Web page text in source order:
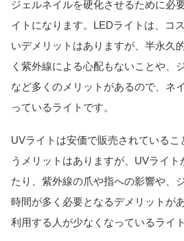
ジェルネイルを硬化させるために必
イトになります。LEDライトは、コ
いデメリットはありますが、半永久
く紫外線による心配もないことや、
など多くのメリットがあるので、ネ
っているライトです。
UVライトは安価で販売されている
うメリットはありますが、UVライ
たり、紫外線の爪や指への影響や、
時間が多く必要となるデメリットが
利用する人が少なくなっているライト